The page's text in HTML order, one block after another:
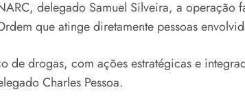
delegado Samuel Silveira, a operação
que atinge diretamente pessoas
de drogas, com ações estratégicas e
Charles Pessoa.